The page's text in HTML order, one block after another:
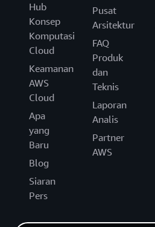
Hub
Konsep
Komputasi
Cloud
Keamanan
AWS
Cloud
Apa
yang
Baru
Blog
Siaran
Pers
Pusat
Arsitektur
FAQ
Produk
dan
Teknis
Laporan
Analis
Partner
AWS